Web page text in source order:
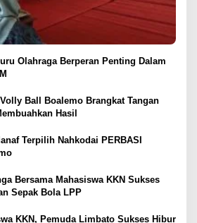
Olahraga Berperan Penting Dalam
Ball Boalemo Brangkat Tangan
Hasil
Terpilih Nahkodai PERBASI
Bersama Mahasiswa KKN Sukses
Sepak Bola LPP
KKN, Pemuda Limbato Sukses Hibur